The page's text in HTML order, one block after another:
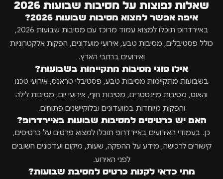
שאלות נפוצות על מסיבות שבועות 2026
איפה אפשר למצוא מסיבות שבועות 2026?
באיירדרופ תוכלו למצוא עמוד מרוכז עם מסיבות שבועות 2026,
כולל פסטיבלים, מסיבות טבע, אירועי מועדונים, הפקות אלקטרוניות
ואירועים ברחבי הארץ.
אילו סוגי מסיבות מתקיימות בשבועות?
בשבועות מתקיימות מסיבות טבע, פסטיבלי טראנס, אירועי טכנו
והאוס, מסיבות מיינסטרים, מסיבות חוף, אירועי יום, מסיבות לילה
והפקות מיוחדות במועדונים ובלוקיישנים פתוחים.
האם יש כרטיסים למסיבות שבועות באיירדרופ?
כן. בעמודי האירועים באיירדרופ תוכלו למצוא פרטים על כרטיסים,
קישורים לרכישה, מידע על ההפקה, שעות, מיקום ועדכונים חשובים
לפני האירוע.
מתי כדאי לקנות כרטיס למסיבת שבועות?